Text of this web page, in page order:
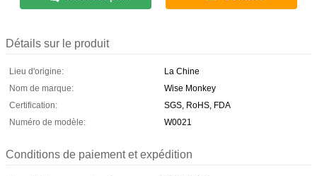
Détails sur le produit
Lieu d'origine:
La Chine
Nom de marque:
Wise Monkey
Certification:
SGS, RoHS, FDA
Numéro de modèle:
W0021
Conditions de paiement et expédition